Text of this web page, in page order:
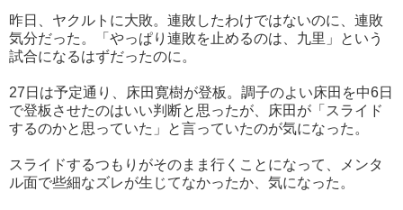
昨日、ヤクルトに大敗。連敗したわけではないのに、連敗
気分だった。「やっぱり連敗を止めるのは、九里」という
試合になるはずだったのに。
27日は予定通り、床田寛樹が登板。調子のよい床田を中6日
で登板させたのはいい判断と思ったが、床田が「スライド
するのかと思っていた」と言っていたのが気になった。
スライドするつもりがそのまま行くことになって、メンタ
ル面で些細なズレが生じてなかったか、気になった。